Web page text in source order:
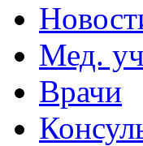
Мед.
Врачи